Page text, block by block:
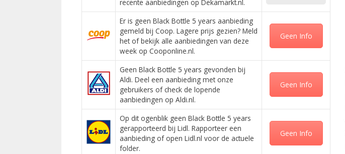
recente aanbiedingen op Dekamarkt.nl.
Er is geen Black Bottle 5 years aanbieding
gemeld bij Coop. Lagere prijs gezien? Meld
het of bekijk alle aanbiedingen van deze
week op Cooponline.nl.
Geen Info
Geen Black Bottle 5 years gevonden bij
Aldi. Deel een aanbieding met onze
gebruikers of check de lopende
aanbiedingen op Aldi.nl.
Geen Info
Op dit ogenblik geen Black Bottle 5 years
gerapporteerd bij Lidl. Rapporteer een
aanbieding of open Lidl.nl voor de actuele
folder.
Geen Info